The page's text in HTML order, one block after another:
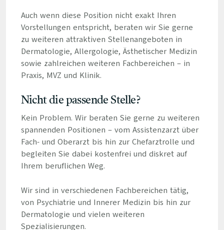
Auch wenn diese Position nicht exakt Ihren
Vorstellungen entspricht, beraten wir Sie gerne
zu weiteren attraktiven Stellenangeboten in
Dermatologie, Allergologie, Ästhetischer Medizin
sowie zahlreichen weiteren Fachbereichen – in
Praxis, MVZ und Klinik.
Nicht die passende Stelle?
Kein Problem. Wir beraten Sie gerne zu weiteren
spannenden Positionen – vom Assistenzarzt über
Fach- und Oberarzt bis hin zur Chefarztrolle und
begleiten Sie dabei kostenfrei und diskret auf
Ihrem beruflichen Weg.
Wir sind in verschiedenen Fachbereichen tätig,
von Psychiatrie und Innerer Medizin bis hin zur
Dermatologie und vielen weiteren
Spezialisierungen.